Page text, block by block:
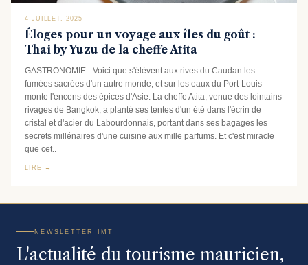
4 JUILLET, 2025
Éloges pour un voyage aux îles du goût :
Thai by Yuzu de la cheffe Atita
GASTRONOMIE - Voici que s'élèvent aux rives du Caudan les
fumées sacrées d'un autre monde, et sur les eaux du Port-Louis
monte l'encens des épices d'Asie. La cheffe Atita, venue des lointains
rivages de Bangkok, a planté ses tentes d'un été dans l'écrin de
cristal et d'acier du Labourdonnais, portant dans ses bagages les
secrets millénaires d'une cuisine aux mille parfums. Et c'est miracle
que cet..
LIRE →
NEWSLETTER IMT
L'actualité du tourisme mauricien,